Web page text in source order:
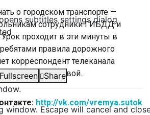
subtitles settings dialog
Fullscreen
Share
window. Escape will cancel and
о городском транспорте —
сотрудники ГИБДД и
Урок проходит в эти минуты в
правила дорожного
корреспондент телеканала
Александр Лозовой.
http://vk.com/vremya.sutok